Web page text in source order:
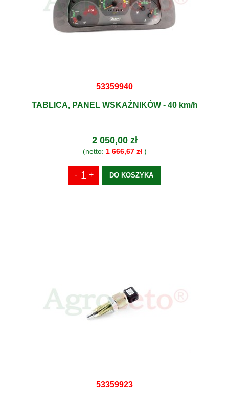
53359940
TABLICA, PANEL WSKAŹNIKÓW - 40 km/h
2 050,00 zł
(netto: 1 666,67 zł)
DO KOSZYKA
53359923